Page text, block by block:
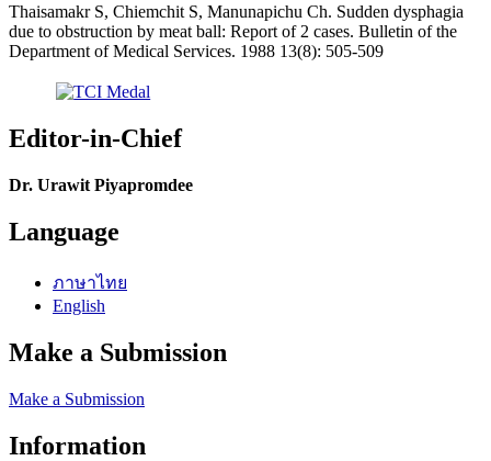
Thaisamakr S, Chiemchit S, Manunapichu Ch. Sudden dysphagia
due to obstruction by meat ball: Report of 2 cases. Bulletin of the
Department of Medical Services. 1988 13(8): 505-509
Editor-in-Chief
Dr. Urawit Piyapromdee
Language
ภาษาไทย
English
Make a Submission
Make a Submission
Information